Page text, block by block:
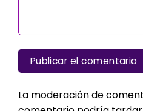
La moderación de